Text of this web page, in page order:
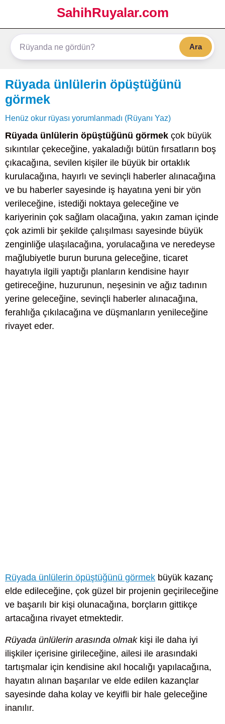
SahihRuyalar.com
Ara
Rüyada ünlülerin öpüştüğünü
görmek
Henüz okur rüyası yorumlanmadı (Rüyanı Yaz)
Rüyada ünlülerin öpüştüğünü görmek çok büyük
sıkıntılar çekeceğine, yakaladığı bütün fırsatların boş
çıkacağına, sevilen kişiler ile büyük bir ortaklık
kurulacağına, hayırlı ve sevinçli haberler alınacağına
ve bu haberler sayesinde iş hayatına yeni bir yön
verileceğine, istediği noktaya geleceğine ve
kariyerinin çok sağlam olacağına, yakın zaman içinde
çok azimli bir şekilde çalışılması sayesinde büyük
zenginliğe ulaşılacağına, yorulacağına ve neredeyse
mağlubiyetle burun buruna geleceğine, ticaret
hayatıyla ilgili yaptığı planların kendisine hayır
getireceğine, huzurunun, neşesinin ve ağız tadının
yerine geleceğine, sevinçli haberler alınacağına,
ferahlığa çıkılacağına ve düşmanların yenileceğine
rivayet eder.
Rüyada ünlülerin öpüştüğünü görmek büyük kazanç
elde edileceğine, çok güzel bir projenin geçirileceğine
ve başarılı bir kişi olunacağına, borçların gittikçe
artacağına rivayet etmektedir.
Rüyada ünlülerin arasında olmakkişi ile daha iyi
ilişkiler içerisine girileceğine, ailesi ile arasındaki
tartışmalar için kendisine akıl hocalığı yapılacağına,
hayatın alınan başarılar ve elde edilen kazançlar
sayesinde daha kolay ve keyifli bir hale geleceğine
inanılır.